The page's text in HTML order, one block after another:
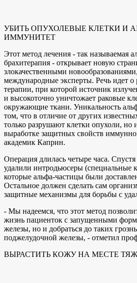
УБИТЬ ОПУХОЛЕВЫЕ КЛЕТКИ И
ИММУНИТЕТ
Этот метод лечения - так называемая
брахитерапия - открывает новую
злокачественными
международные эксперты. Речь идет о
терапии, при которой источник
и высокоточно уничтожает раковые
окружающие ткани. Уникальность
том, что в отличие от других
только разрушают клетки опухоли, но
выработке защитных свойств
академик Каприн.
Операция длилась четыре часа.
удалили интродьюсеры (специальные
которые альфа-частицы были
Остальное должен сделать сам
защитные механизмы для борьбы с
- Мы надеемся, что этот метод
жизнь пациенток с запущенными
железы, но и добраться до таких
поджелудочной железы, - отметил
ВЫРАСТИТЬ КОЖУ НА МЕСТЕ